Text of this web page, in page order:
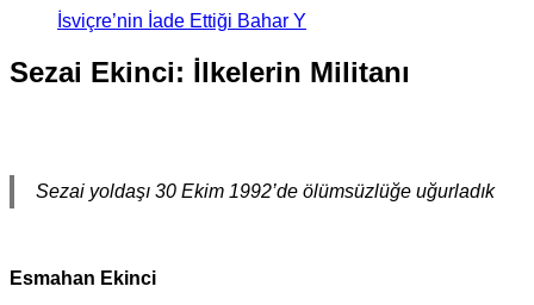
İsviçre’nin İade Ettiği Bahar Yalçınkaya Türkiye’de Tu
Sezai Ekinci: İlkelerin Militanı
Sezai yoldaşı 30 Ekim 1992’de ölümsüzlüğe uğurladık
Esmahan Ekinci